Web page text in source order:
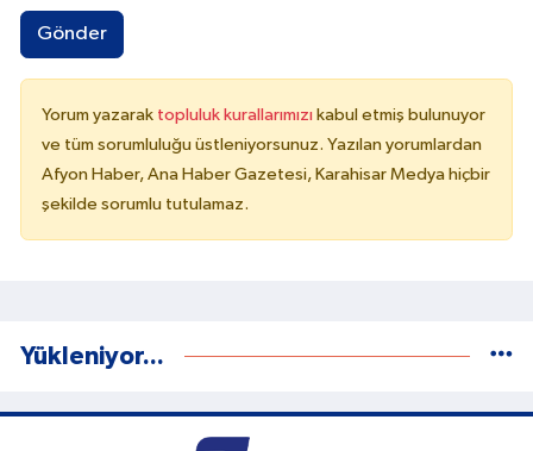
Gönder
Yorum yazarak topluluk kurallarımızı kabul etmiş bulunuyor
ve tüm sorumluluğu üstleniyorsunuz. Yazılan yorumlardan
Afyon Haber, Ana Haber Gazetesi, Karahisar Medya hiçbir
şekilde sorumlu tutulamaz.
Yükleniyor...